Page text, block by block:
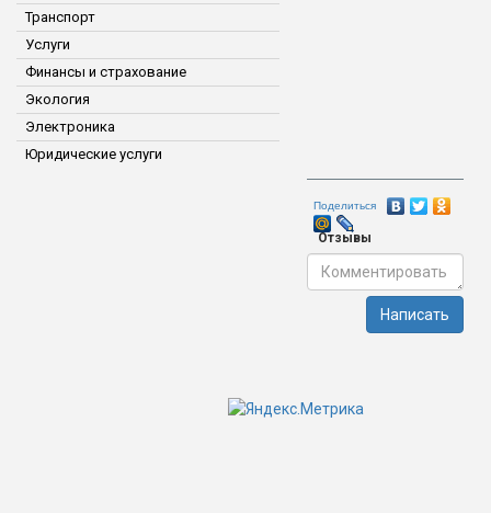
Транспорт
Услуги
Финансы и страхование
Экология
Электроника
Юридические услуги
Поделиться
Отзывы
Написать